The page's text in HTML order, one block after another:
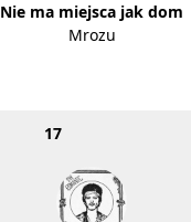
Nie ma miejsca jak dom
Mrozu
17